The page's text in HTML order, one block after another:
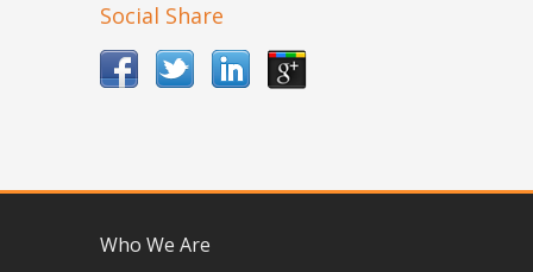
Social Share
Who We Are